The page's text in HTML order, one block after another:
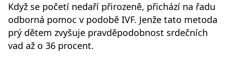
Když se početí nedaří přirozeně, přichází na řadu
odborná pomoc v podobě IVF. Jenže tato metoda
prý dětem zvyšuje pravděpodobnost srdečních
vad až o 36 procent.